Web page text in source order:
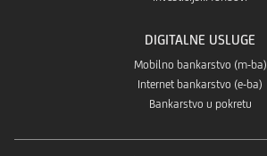
DIGITALNE USLUGE
Mobilno bankarstvo (m-ba)
Internet bankarstvo (e-ba)
Bankarstvo u pokretu